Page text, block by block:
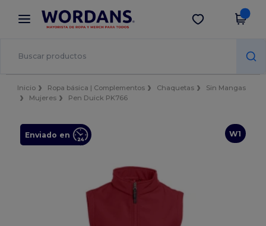
× App de Wordans
¡Mejores precios en app!
Descargar app
Inicio Ropa básica | Complementos Chaquetas
Sin Mangas
Mujeres
Pen Duick PK766
W1
Enviado en